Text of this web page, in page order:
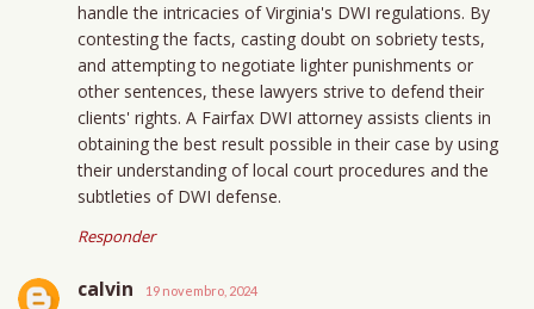
handle the intricacies of Virginia's DWI regulations. By
contesting the facts, casting doubt on sobriety tests,
and attempting to negotiate lighter punishments or
other sentences, these lawyers strive to defend their
clients' rights. A Fairfax DWI attorney assists clients in
obtaining the best result possible in their case by using
their understanding of local court procedures and the
subtleties of DWI defense.
Responder
calvin 19 novembro, 2024